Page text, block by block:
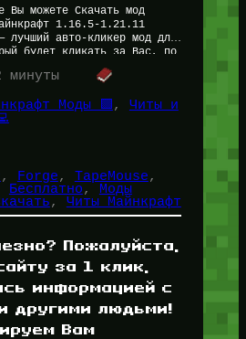
Вы можете Скачать мод
1.16.5-1.21.11
авто-кликер мод для
будет кликать за Вас, по
читом…
минуты
Моды 🟩, Читы и
, Forge, TapeMouse
Бесплатно,
Моды
, Читы Майнкрафт
Пожалуйста,
за 1 клик,
информацией с
другими людьми!
Вам